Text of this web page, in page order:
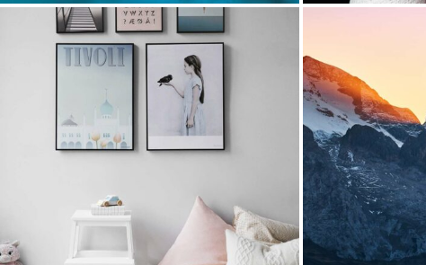
Objects 20 septembre 2016 People